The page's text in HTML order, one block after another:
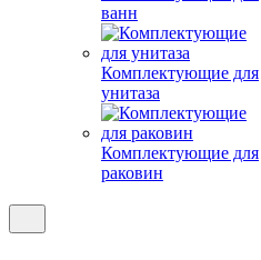
ванн
Комплектующие для
унитаза
Комплектующие для
раковин